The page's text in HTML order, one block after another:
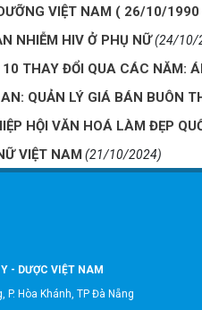
VIỆT NAM ( 26/10/
NHIỄM HIV Ở PHỤ NỮ(24/10/
THAY ĐỔI QUA CÁC NĂM:
QUẢN LÝ GIÁ BÁN BUÔN
HỘI VĂN HOÁ LÀM ĐẸP
VIỆT NAM (21/10/2024)
- DƯỢC VIỆT NAM
P. Hòa Khánh, TP Đà Nẵng